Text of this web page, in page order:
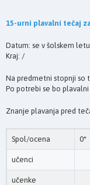
15-urni plavalni tečaj
Datum: se v šolskem
Kraj: /
Na predmetni stopnji so
Po potrebi se bo
Znanje plavanja pred
Spol/ocena 0*
učenci
učenke